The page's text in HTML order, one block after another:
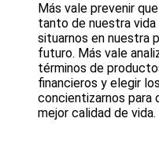
Más vale prevenir
tanto de nuestra vida
situarnos en nuestra
futuro. Más vale
términos de
financieros y elegir
concientizarnos para
mejor calidad de vida.